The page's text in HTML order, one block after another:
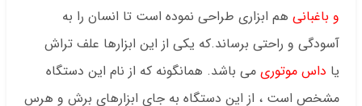
و باغبانی هم ابزاری طراحی نموده است تا انسان را به
آسودگی و راحتی برساند.که یکی از این ابزارها علف تراش
یا داس موتوری می باشد. همانگونه که از نام این دستگاه
مشخص است ، از این دستگاه به جای ابزارهای برش و هرس